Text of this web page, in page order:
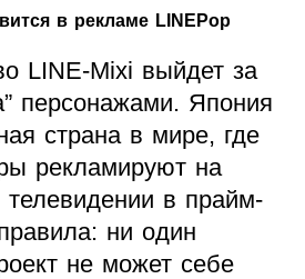
в рекламе LINEPop
LINE-Mixi выйдет за
персонажами. Япония
страна в мире, где
рекламируют на
в прайм-
ни один
не может себе